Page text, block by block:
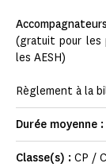
(gratuit pour les
les AESH)
Règlement à la
Durée moyenne :
Classe(s) : CP /